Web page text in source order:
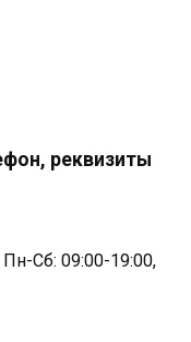
реквизиты
Пн-Сб: 09:00-19:00,